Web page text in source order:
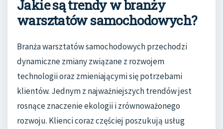
Jakie są trendy w branży
warsztatów samochodowych?
Branża warsztatów samochodowych przechodzi
dynamiczne zmiany związane z rozwojem
technologii oraz zmieniającymi się potrzebami
klientów. Jednym z najważniejszych trendów jest
rosnące znaczenie ekologii i zrównoważonego
rozwoju. Klienci coraz częściej poszukują usług